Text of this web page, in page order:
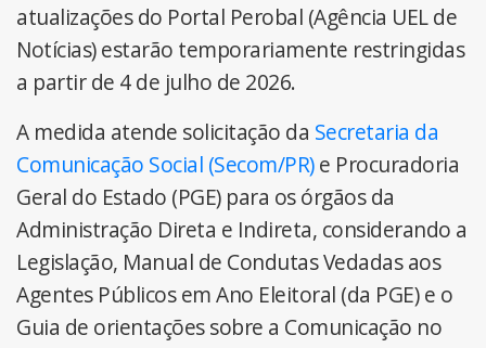
atualizações do Portal Perobal (Agência UEL de
Notícias) estarão temporariamente restringidas
a partir de 4 de julho de 2026.
A medida atende solicitação da Secretaria da
Comunicação Social (Secom/PR)e Procuradoria
Geral do Estado (PGE) para os órgãos da
Administração Direta e Indireta, considerando a
Legislação, Manual de Condutas Vedadas aos
Agentes Públicos em Ano Eleitoral (da PGE) e o
Guia de orientações sobre a Comunicação no